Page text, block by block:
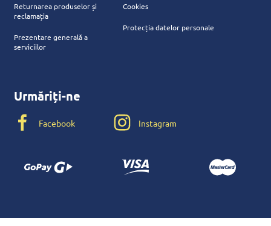
Returnarea produselor și
reclamația
Prezentare generală a
serviciilor
Cookies
Protecția datelor personale
Urmăriți-ne
Facebook Instagram